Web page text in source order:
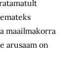
maailmakorra
arusaam on